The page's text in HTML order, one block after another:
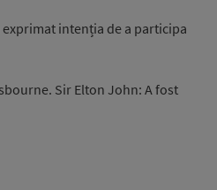
intenția de a participa
Sir Elton John: A fost